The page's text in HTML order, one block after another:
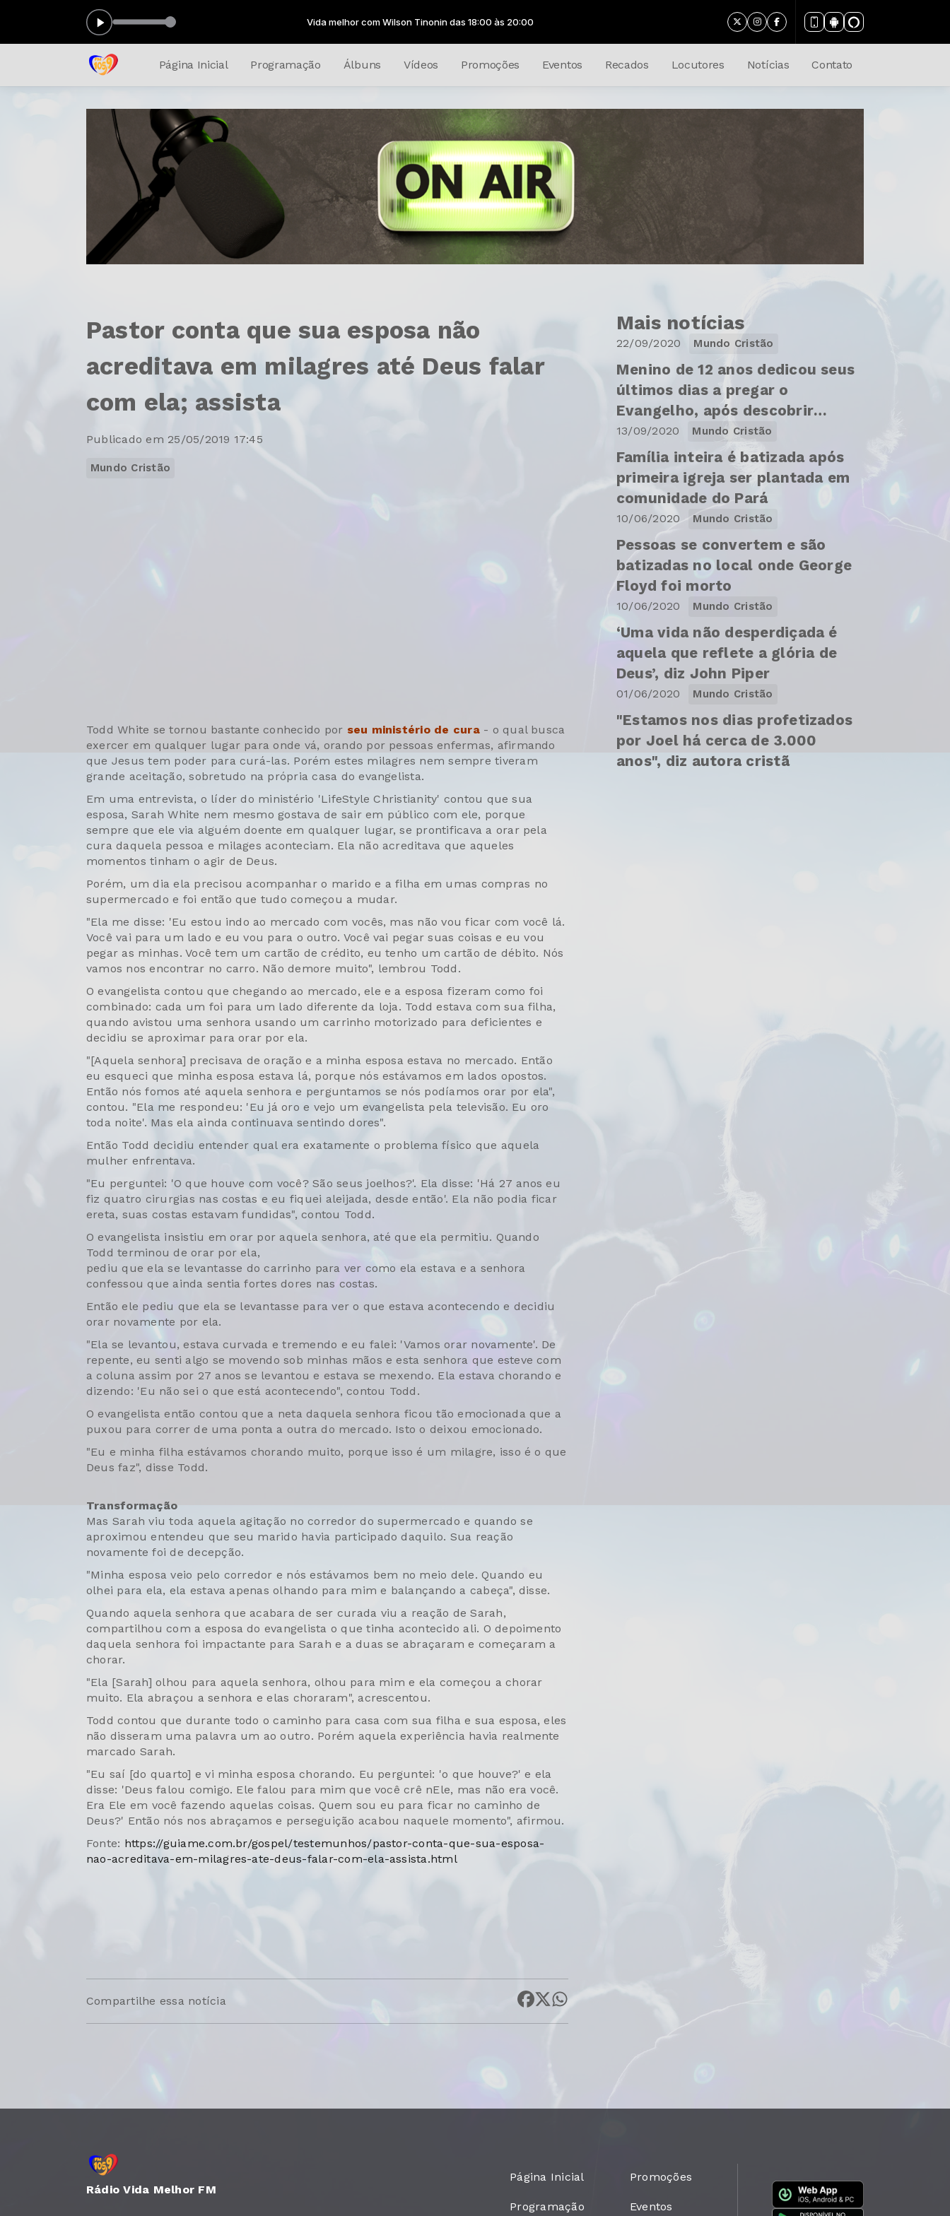
Vida melhor com Wilson Tinonin das 18:00 às 20:00
Página Inicial Programação Álbuns Vídeos Promoções Eventos Recados Locutores Notícias Contato
Pastor conta que sua esposa não
acreditava em milagres até Deus falar
com ela; assista
Publicado em 25/05/2019 17:45
Mundo Cristão
Todd White se tornou bastante conhecido por seu ministério de cura- o qual busca
exercer em qualquer lugar para onde vá, orando por pessoas enfermas, afirmando
que Jesus tem poder para curá-las. Porém estes milagres nem sempre tiveram
grande aceitação, sobretudo na própria casa do evangelista.
Em uma entrevista, o líder do ministério 'LifeStyle Christianity' contou que sua
esposa, Sarah White nem mesmo gostava de sair em público com ele, porque
sempre que ele via alguém doente em qualquer lugar, se prontificava a orar pela
cura daquela pessoa e milages aconteciam. Ela não acreditava que aqueles
momentos tinham o agir de Deus.
Porém, um dia ela precisou acompanhar o marido e a filha em umas compras no
supermercado e foi então que tudo começou a mudar.
"Ela me disse: 'Eu estou indo ao mercado com vocês, mas não vou ficar com você lá.
Você vai para um lado e eu vou para o outro. Você vai pegar suas coisas e eu vou
pegar as minhas. Você tem um cartão de crédito, eu tenho um cartão de débito. Nós
vamos nos encontrar no carro. Não demore muito", lembrou Todd.
O evangelista contou que chegando ao mercado, ele e a esposa fizeram como foi
combinado: cada um foi para um lado diferente da loja. Todd estava com sua filha,
quando avistou uma senhora usando um carrinho motorizado para deficientes e
decidiu se aproximar para orar por ela.
"[Aquela senhora] precisava de oração e a minha esposa estava no mercado. Então
eu esqueci que minha esposa estava lá, porque nós estávamos em lados opostos.
Então nós fomos até aquela senhora e perguntamos se nós podíamos orar por ela",
contou. "Ela me respondeu: 'Eu já oro e vejo um evangelista pela televisão. Eu oro
toda noite'. Mas ela ainda continuava sentindo dores".
Então Todd decidiu entender qual era exatamente o problema físico que aquela
mulher enfrentava.
"Eu perguntei: 'O que houve com você? São seus joelhos?'. Ela disse: 'Há 27 anos eu
fiz quatro cirurgias nas costas e eu fiquei aleijada, desde então'. Ela não podia ficar
ereta, suas costas estavam fundidas", contou Todd.
O evangelista insistiu em orar por aquela senhora, até que ela permitiu. Quando
Todd terminou de orar por ela,
pediu que ela se levantasse do carrinho para ver como ela estava e a senhora
confessou que ainda sentia fortes dores nas costas.
Então ele pediu que ela se levantasse para ver o que estava acontecendo e decidiu
orar novamente por ela.
"Ela se levantou, estava curvada e tremendo e eu falei: 'Vamos orar novamente'. De
repente, eu senti algo se movendo sob minhas mãos e esta senhora que esteve com
a coluna assim por 27 anos se levantou e estava se mexendo. Ela estava chorando e
dizendo: 'Eu não sei o que está acontecendo", contou Todd.
O evangelista então contou que a neta daquela senhora ficou tão emocionada que a
puxou para correr de uma ponta a outra do mercado. Isto o deixou emocionado.
"Eu e minha filha estávamos chorando muito, porque isso é um milagre, isso é o que
Deus faz", disse Todd.
Transformação
Mas Sarah viu toda aquela agitação no corredor do supermercado e quando se
aproximou entendeu que seu marido havia participado daquilo. Sua reação
novamente foi de decepção.
"Minha esposa veio pelo corredor e nós estávamos bem no meio dele. Quando eu
olhei para ela, ela estava apenas olhando para mim e balançando a cabeça", disse.
Quando aquela senhora que acabara de ser curada viu a reação de Sarah,
compartilhou com a esposa do evangelista o que tinha acontecido ali. O depoimento
daquela senhora foi impactante para Sarah e a duas se abraçaram e começaram a
chorar.
"Ela [Sarah] olhou para aquela senhora, olhou para mim e ela começou a chorar
muito. Ela abraçou a senhora e elas choraram", acrescentou.
Todd contou que durante todo o caminho para casa com sua filha e sua esposa, eles
não disseram uma palavra um ao outro. Porém aquela experiência havia realmente
marcado Sarah.
"Eu saí [do quarto] e vi minha esposa chorando. Eu perguntei: 'o que houve?' e ela
disse: 'Deus falou comigo. Ele falou para mim que você crê nEle, mas não era você.
Era Ele em você fazendo aquelas coisas. Quem sou eu para ficar no caminho de
Deus?' Então nós nos abraçamos e perseguição acabou naquele momento", afirmou.
Fonte: https://guiame.com.br/gospel/testemunhos/pastor-conta-que-sua-esposa-
nao-acreditava-em-milagres-ate-deus-falar-com-ela-assista.html
Compartilhe essa notícia
Mais notícias
Mundo Cristão
22/09/2020
Menino de 12 anos dedicou seus
últimos dias a pregar o
Evangelho, após descobrir
câncer
Mundo Cristão
13/09/2020
Família inteira é batizada após
primeira igreja ser plantada em
comunidade do Pará
Mundo Cristão
10/06/2020
Pessoas se convertem e são
batizadas no local onde George
Floyd foi morto
Mundo Cristão
10/06/2020
‘Uma vida não desperdiçada é
aquela que reflete a glória de
Deus’, diz John Piper
Mundo Cristão
01/06/2020
"Estamos nos dias profetizados
por Joel há cerca de 3.000
anos", diz autora cristã
Rádio Vida Melhor FM
Página Inicial
Programação
Promoções
Eventos